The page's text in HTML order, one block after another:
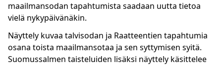
maailmansodan tapahtumista saadaan uutta tietoa
vielä nykypäivänäkin.
Näyttely kuvaa talvisodan ja Raatteentien tapahtumia
osana toista maailmansotaa ja sen syttymisen syitä.
Suomussalmen taisteluiden lisäksi näyttely käsittelee